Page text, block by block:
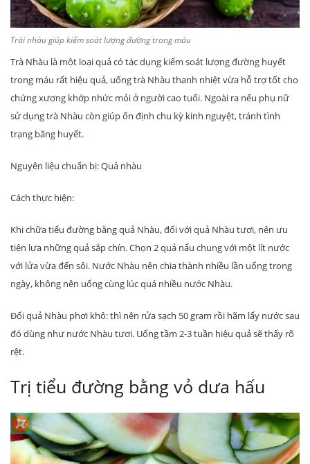
Trái nhàu giúp kiểm soát lượng đường trong máu
Trà Nhàu là một loại quả có tác dụng kiểm soát lượng đường huyết
trong máu rất hiệu quả, uống trà Nhàu thanh nhiệt vừa hỗ trợ tốt cho
chứng xương khớp nhức mỏi ở người cao tuổi. Ngoài ra nếu phụ nữ
sử dụng trà Nhàu còn giúp ổn định chu kỳ kinh nguyệt, tránh tình
trạng băng huyết.
Nguyên liệu chuẩn bị: Quả nhàu
Cách thực hiện:
Khi chữa tiểu đường bằng quả Nhàu, đối với quả Nhàu tươi, nên ưu
tiên lựa những quả sắp chín. Chọn 2 quả nấu chung với một lít nước
với lửa vừa đến sôi. Nước Nhàu nên chia thành nhiều lần uống trong
ngày, không nên uống cùng lúc quá nhiều nước Nhàu.
Đối quả Nhàu phơi khô: thì nên rửa sạch 50 gram rồi hãm lấy nước sau
đó dùng như nước Nhàu tươi. Uống tầm 2-3 tuần hiệu quả sẽ thấy rõ
rệt.
Trị tiểu đường bằng vỏ dưa hấu